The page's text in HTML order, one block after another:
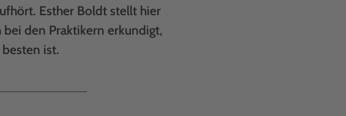
Esther Boldt stellt hier
den Praktikern erkundigt,
ist.